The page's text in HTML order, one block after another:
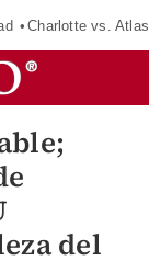
Charlotte vs. Atlas
del